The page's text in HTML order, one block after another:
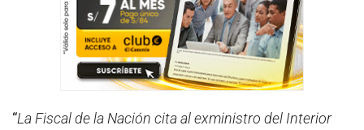
“La Fiscal de la Nación cita al exministro del Interior